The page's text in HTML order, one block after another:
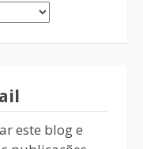
este blog e